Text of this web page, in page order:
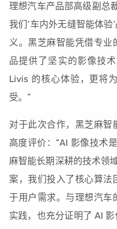
理想汽车产品部高级副总
我们‘车内外无缝智能体
义。黑芝麻智能凭借专业
品提供了坚实的影像技
Livis 的核心体验，更将
受。”
对于此次合作，黑芝麻智
高度评价：“AI 影像技术
麻智能长期深耕的技术领
案，我们投入了核心算法
于用户需求。与理想汽车
实践，也充分证明了 AI